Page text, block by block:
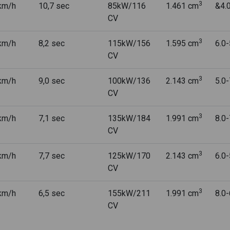
h 10,7 sec
85kW/116
CV
1.461 cm3
h 8,2 sec
115kW/156
CV
1.595 cm3
h 9,0 sec
100kW/136
CV
2.143 cm3
h 7,1 sec
135kW/184
CV
1.991 cm3
h 7,7 sec
125kW/170
CV
2.143 cm3
h 6,5 sec
155kW/211
CV
1.991 cm3